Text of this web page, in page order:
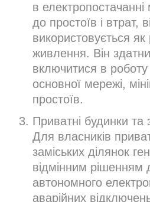
в
до простоїв і втрат,
використовується
живлення. Він
включитися в роботу
основної мережі,
простоїв.
Приватні будинки та
Для власників
заміських ділянок
відмінним рішенням
автономного
аварійних